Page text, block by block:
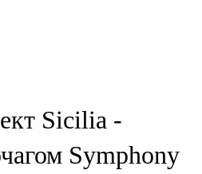
Sicilia -
Symphony